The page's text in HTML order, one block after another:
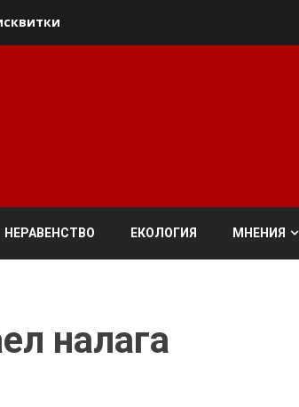
НЕРАВЕНСТВО ЕКОЛОГИЯ МНЕНИЯ
налага